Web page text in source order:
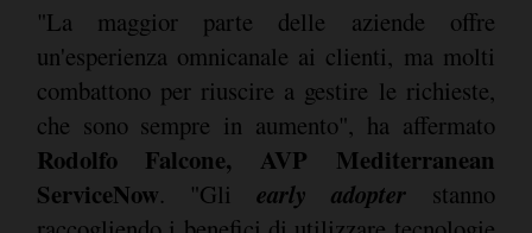
"La maggior parte delle aziende offre
un'esperienza omnicanale ai clienti, ma molti
combattono per riuscire a gestire le richieste,
che sono sempre in aumento", ha affermato
Rodolfo Falcone, AVP Mediterranean
ServiceNow. "Gli early adopter stanno